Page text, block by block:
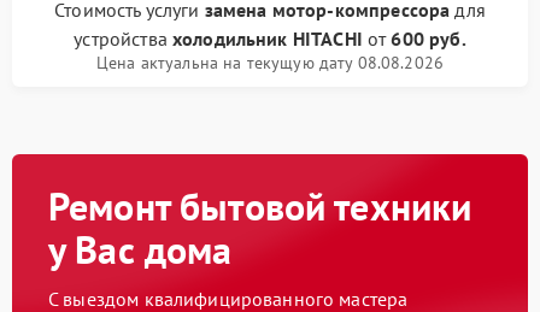
Стоимость услуги замена мотор-компрессора для
устройства холодильник HITACHI от600 руб.
Цена актуальна на текущую дату 08.08.2026
Ремонт бытовой техники
у Вас дома
С выездом квалифицированного мастера